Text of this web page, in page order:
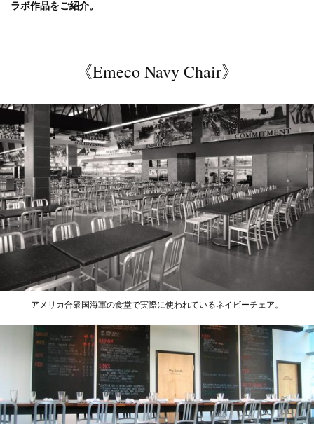
ラボ作品をご紹介。
《Emeco Navy Chair》
アメリカ合衆国海軍の食堂で実際に使われているネイビーチェア。